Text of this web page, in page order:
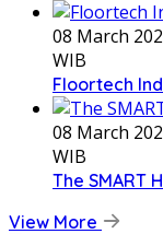
08 March
WIB
Floortech
08 March
WIB
The SMART
View More